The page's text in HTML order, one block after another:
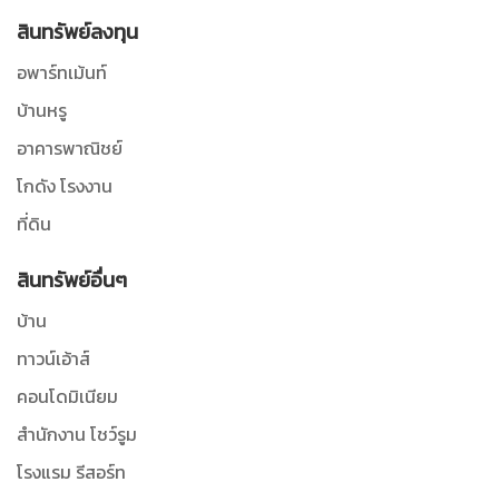
สินทรัพย์ลงทุน
อพาร์ทเม้นท์
บ้านหรู
อาคารพาณิชย์
โกดัง โรงงาน
ที่ดิน
สินทรัพย์อื่นๆ
บ้าน
ทาวน์เอ้าส์
คอนโดมิเนียม
สำนักงาน โชว์รูม
โรงแรม รีสอร์ท